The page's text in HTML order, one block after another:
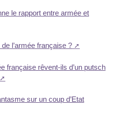
le rapport entre armée et
l’armée française ?
française rêvent-ils d’un putsch
sur un coup d’Etat